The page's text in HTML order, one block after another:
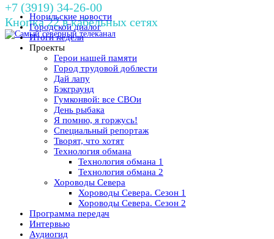
+7 (3919) 34-26-00
Кнопка 22 в кабельных сетях
Норильские новости
Городской диалог
Итоги недели
Проекты
Герои нашей памяти
Город трудовой доблести
Дай лапу
Бэкграунд
Гумконвой: все СВОи
День рыбака
Я помню, я горжусь!
Специальный репортаж
Творят, что хотят
Технология обмана
Технология обмана 1
Технология обмана 2
Хороводы Севера
Хороводы Севера. Сезон 1
Хороводы Севера. Сезон 2
Программа передач
Интервью
Аудиогид